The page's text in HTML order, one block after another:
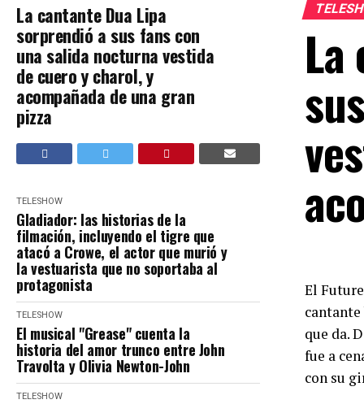
La cantante Dua Lipa
sorprendió a sus fans con
una salida nocturna vestida
de cuero y charol, y
acompañada de una gran
pizza
TELESHOW
Gladiador: las historias de la
filmación, incluyendo el tigre que
atacó a Crowe, el actor que murió y
la vestuarista que no soportaba al
protagonista
TELESHOW
El musical "Grease" cuenta la
historia del amor trunco entre John
Travolta y Olivia Newton-John
TELESHOW
El
que da.
fue a
con su